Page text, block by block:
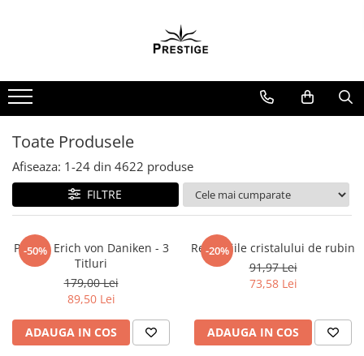
Noutati
Promotii
Spiritualitate - Ezoterism
AngelConnection
Arte Divinatorii
Chiromantie
Dezvoltare Spirituala
KidConnection
Minte Corp
New Illuminati Files
Toate Produsele
Afiseaza: 1-24 din 4622 produse
FILTRE
-50%
Pachet Erich von Daniken - 3
Titluri
179,00 Lei
89,50 Lei
ADAUGA IN COS
-20%
Revelatiile cristalului de rubin
91,97 Lei
73,58 Lei
ADAUGA IN COS